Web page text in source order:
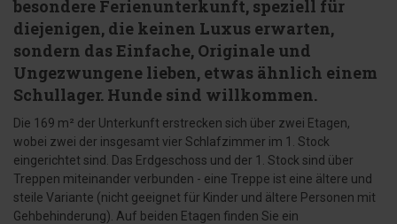
besondere Ferienunterkunft, speziell für
diejenigen, die keinen Luxus erwarten,
sondern das Einfache, Originale und
Ungezwungene lieben, etwas ähnlich einem
Schullager. Hunde sind willkommen.
Die 169 m² der Unterkunft erstrecken sich über zwei Etagen,
wobei zwei der insgesamt vier Schlafzimmer im 1. Stock
eingerichtet sind. Das Erdgeschoss und der 1. Stock sind über
Treppen miteinander verbunden - eine Treppe ist eine ältere und
steile Variante (nicht geeignet für Kinder und ältere Personen mit
Gehbehinderung). Auf beiden Etagen finden Sie ein